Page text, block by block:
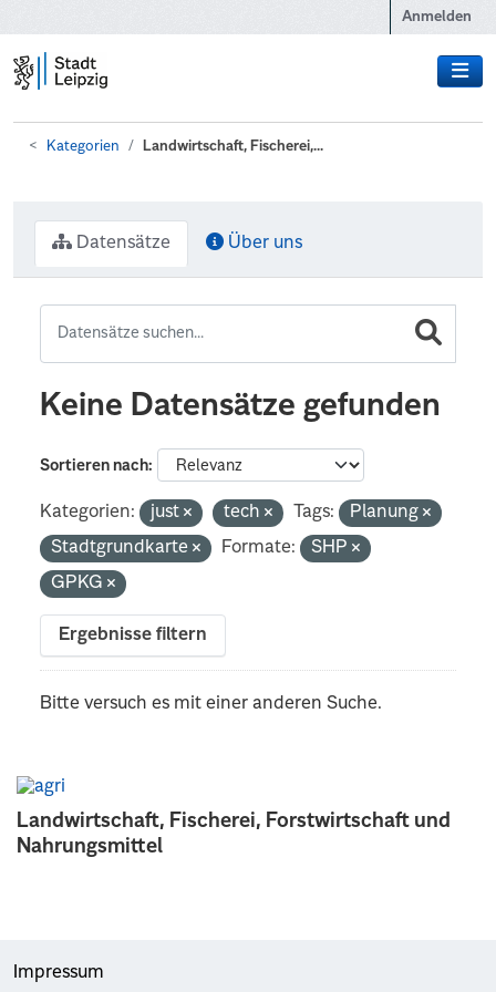
Anmelden
Kategorien Landwirtschaft, Fischerei,...
Landwirtschaft, Fischerei, Forstwirtschaft und
Nahrungsmittel
Datensätze Über uns
Keine Datensätze gefunden
Sortieren nach
Kategorien: just tech Tags:
Planung
Stadtgrundkarte
Formate:
SHP
GPKG
Ergebnisse filtern
Bitte versuch es mit einer anderen Suche.
Impressum